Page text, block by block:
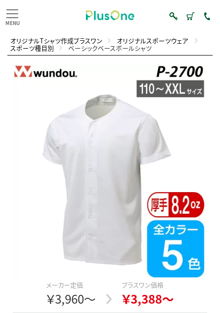
オリジナルTシャツ作成プラスワン オリジナルスポーツウェア
スポーツ種目別 ベーシックベースボールシャツ
メーカー定価
￥3,960～
プラスワン価格
￥3,388～